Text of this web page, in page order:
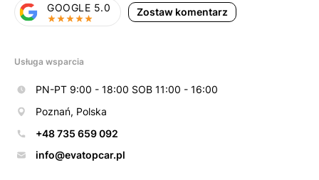
Zostaw komentarz
GOOGLE 5.0
Usługa wsparcia
PN-PT 9:00 - 18:00 SOB 11:00 - 16:00
Poznań, Polska
+48 735 659 092
info@evatopcar.pl